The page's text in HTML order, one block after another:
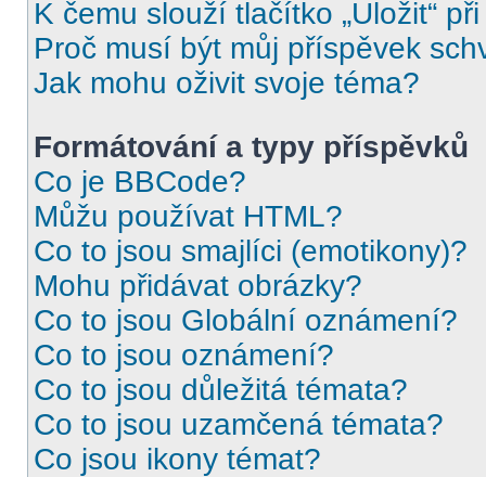
K čemu slouží tlačítko „Uložit“
Proč musí být můj příspěvek
Jak mohu oživit svoje téma?
Formátování a typy příspěvků
Co je BBCode?
Můžu používat HTML?
Co to jsou smajlíci (emotikony)?
Mohu přidávat obrázky?
Co to jsou Globální oznámení?
Co to jsou oznámení?
Co to jsou důležitá témata?
Co to jsou uzamčená témata?
Co jsou ikony témat?